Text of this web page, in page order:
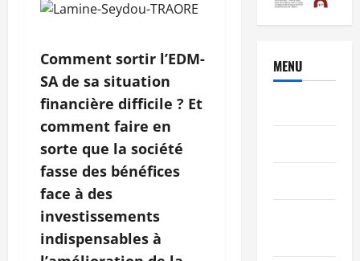
Comment sortir l’EDM-
SA de sa situation
financière difficile ? Et
comment faire en
sorte que la société
fasse des bénéfices
face à des
investissements
indispensables à
MENU